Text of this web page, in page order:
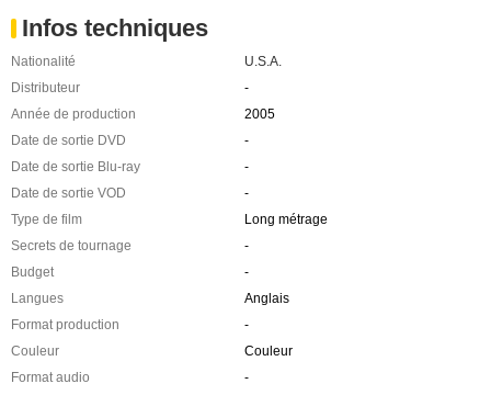
Infos techniques
Nationalité
U.S.A.
Distributeur
-
Année de production
2005
Date de sortie DVD
-
Date de sortie Blu-ray
-
Date de sortie VOD
-
Type de film
Long métrage
Secrets de tournage
-
Budget
-
Langues
Anglais
Format production
-
Couleur
Couleur
Format audio
-